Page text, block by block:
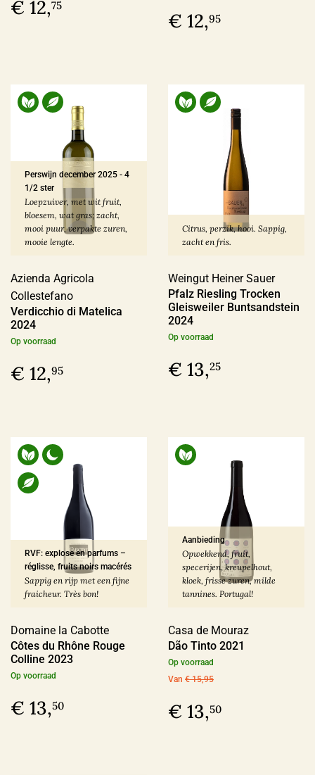
€ 12,75
€ 12,95
Perswijn december 2025 - 4
1/2 ster
Loepzuiver, met wit fruit,
bloesem, wat gras; zacht,
mooi puur, verpakte zuren,
mooie lengte.
Azienda Agricola
Collestefano
Verdicchio di Matelica
2024
Op voorraad
€ 12,95
Citrus, perzik, hooi. Sappig,
zacht en fris.
Weingut Heiner Sauer
Pfalz Riesling Trocken
Gleisweiler Buntsandstein
2024
Op voorraad
€ 13,25
RVF: explose en parfums –
réglisse, fruits noirs macérés
Sappig en rijp met een fijne
fraicheur. Très bon!
Domaine la Cabotte
Côtes du Rhône Rouge
Colline 2023
Op voorraad
€ 13,50
Aanbieding
Opwekkend, fruit,
specerijen, kreupelhout,
kloek, frisse zuren, milde
tannines. Portugal!
Casa de Mouraz
Dão Tinto 2021
Op voorraad
Van € 15,95
€ 13,50